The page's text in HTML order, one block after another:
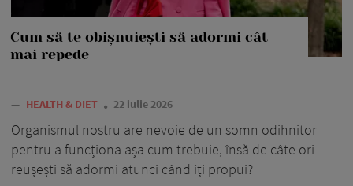
Cum să te obișnuiești să adormi cât
mai repede
— HEALTH & DIET 22 iulie 2026
Organismul nostru are nevoie de un somn odihnitor
pentru a funcționa așa cum trebuie, însă de câte ori
reușești să adormi atunci când îți propui?